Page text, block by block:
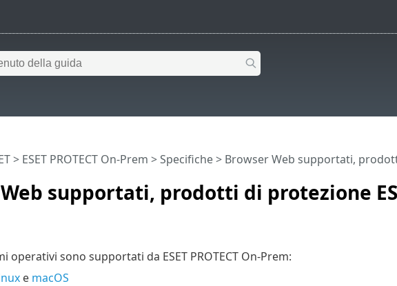
supportati, prodotti di protezione
> ESET PROTECT On-Prem >Specifiche> Browser Web supportati,
operativi sono supportati da ESET PROTECT On-Prem:
e macOS